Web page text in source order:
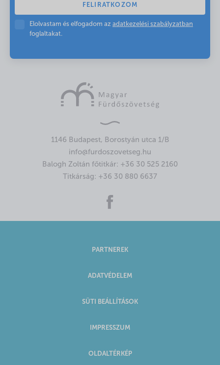
Elolvastam és elfogadom az adatkezelési szabályzatban
foglaltakat.
1146 Budapest, Borostyán utca 1/B
info@furdoszovetseg.hu
Balogh Zoltán főtitkár: +36 30 525 2160
Titkárság: +36 30 880 6637
PARTNEREK
ADATVÉDELEM
SÜTI BEÁLLÍTÁSOK
IMPRESSZUM
OLDALTÉRKÉP